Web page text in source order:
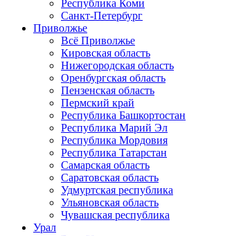
Республика Коми
Санкт-Петербург
Приволжье
Всё Приволжье
Кировская область
Нижегородская область
Оренбургская область
Пензенская область
Пермский край
Республика Башкортостан
Республика Марий Эл
Республика Мордовия
Республика Татарстан
Самарская область
Саратовская область
Удмуртская республика
Ульяновская область
Чувашская республика
Урал